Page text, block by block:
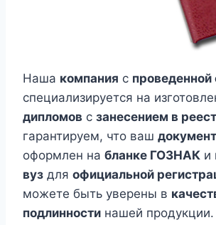
Наша компания с проведенной
специализируется на
дипломов с занесением в
гарантируем, что ваш документ
оформлен на бланке ГОЗНАК и
вуз для официальной
можете быть уверены в
подлинности нашей продукции.